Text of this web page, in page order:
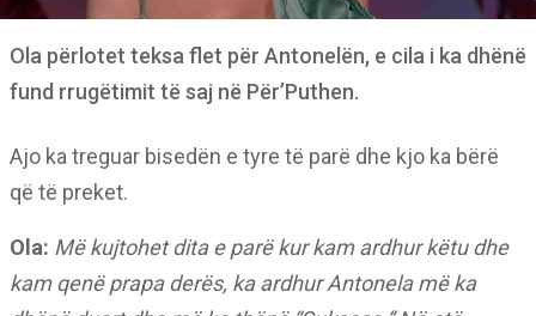
Ola përlotet teksa flet për Antonelën, e cila i ka dhënë
fund rrugëtimit të saj në Për’Puthen.
Ajo ka treguar bisedën e tyre të parë dhe kjo ka bërë
që të preket.
Ola: Më kujtohet dita e parë kur kam ardhur këtu dhe
kam qenë prapa derës, ka ardhur Antonela më ka